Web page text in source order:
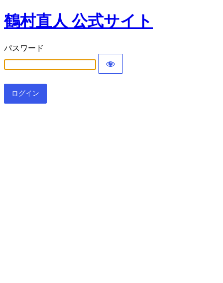
鶴村直人 公式サイト
パスワード